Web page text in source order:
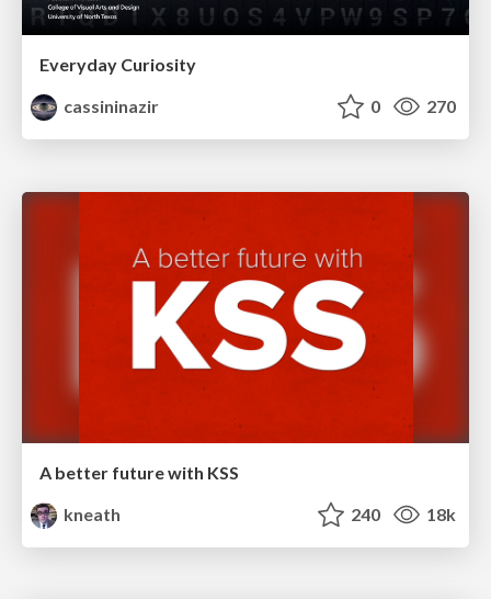
Everyday Curiosity
cassininazir
0 270
A better future with KSS
kneath
240 18k